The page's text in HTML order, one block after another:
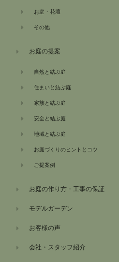
お庭・花壇
その他
お庭の提案
自然と結ぶ庭
住まいと結ぶ庭
家族と結ぶ庭
安全と結ぶ庭
地域と結ぶ庭
お庭づくりのヒントとコツ
ご提案例
お庭の作り方・工事の保証
モデルガーデン
お客様の声
会社・スタッフ紹介